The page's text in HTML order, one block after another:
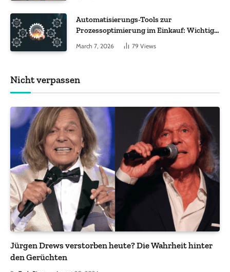
Automatisierungs-Tools zur
Prozessoptimierung im Einkauf: Wichtige
Funktionen, auf die Sie achten sollten
March 7, 2026 79 Views
Nicht verpassen
Jürgen Drews verstorben heute? Die Wahrheit hinter
den Gerüchten